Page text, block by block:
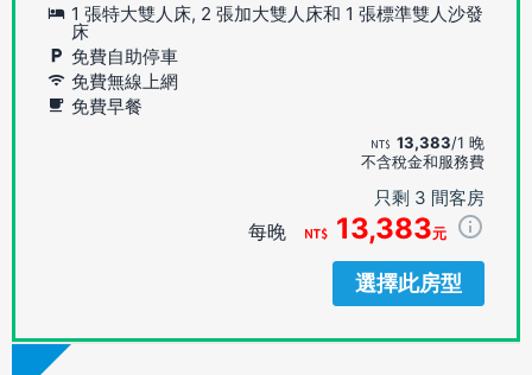
1 張特大雙人床, 2 張加大雙人床和 1 張標準雙人沙發
床
免費自助停車
免費無線上網
免費早餐
13,383/1 晚
不含稅金和服務費
只剩 3 間客房
每晚 13,383元
選擇此房型